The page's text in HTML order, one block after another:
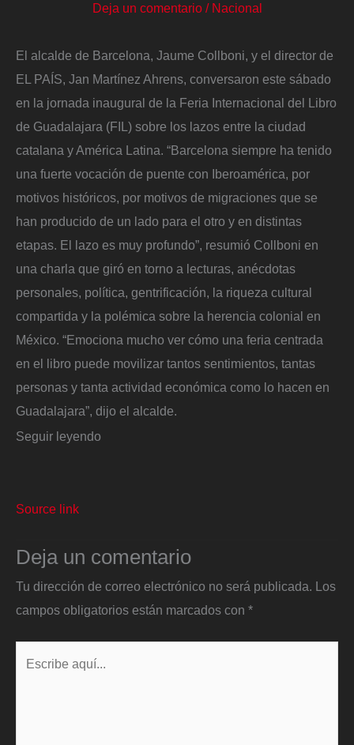
Deja un comentario / Nacional
El alcalde de Barcelona, Jaume Collboni, y el director de
EL PAÍS, Jan Martínez Ahrens, conversaron este sábado
en la jornada inaugural de la Feria Internacional del Libro
de Guadalajara (FIL) sobre los lazos entre la ciudad
catalana y América Latina. “Barcelona siempre ha tenido
una fuerte vocación de puente con Iberoamérica, por
motivos históricos, por motivos de migraciones que se
han producido de un lado para el otro y en distintas
etapas. El lazo es muy profundo”, resumió Collboni en
una charla que giró en torno a lecturas, anécdotas
personales, política, gentrificación, la riqueza cultural
compartida y la polémica sobre la herencia colonial en
México. “Emociona mucho ver cómo una feria centrada
en el libro puede movilizar tantos sentimientos, tantas
personas y tanta actividad económica como lo hacen en
Guadalajara”, dijo el alcalde.
Seguir leyendo
Source link
Deja un comentario
Tu dirección de correo electrónico no será publicada. Los
campos obligatorios están marcados con *